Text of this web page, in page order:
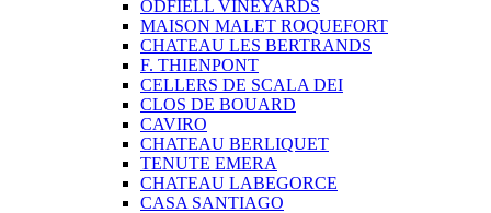
ODFIELL VINEYARDS
MAISON MALET ROQUEFORT
CHATEAU LES BERTRANDS
F. THIENPONT
CELLERS DE SCALA DEI
CLOS DE BOUARD
CAVIRO
CHATEAU BERLIQUET
TENUTE EMERA
CHATEAU LABEGORCE
CASA SANTIAGO